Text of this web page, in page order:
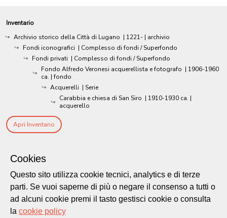
Inventario
Archivio storico della Città di Lugano | 1221- | archivio
Fondi iconografici | Complesso di fondi / Superfondo
Fondi privati | Complesso di fondi / Superfondo
Fondo Alfredo Veronesi acquerellista e fotografo | 1906-1960
ca. | fondo
Acquerelli | Serie
Carabbia e chiesa di San Siro | 1910-1930 ca. |
acquerello
Apri Inventario
Cookies
Questo sito utilizza cookie tecnici, analytics e di terze
parti. Se vuoi saperne di più o negare il consenso a tutti o
ad alcuni cookie premi il tasto gestisci cookie o consulta
la cookie policy